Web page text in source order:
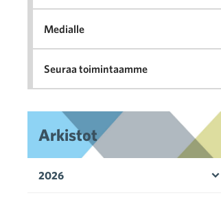
Medialle
Seuraa toimintaamme
Arkistot
2026